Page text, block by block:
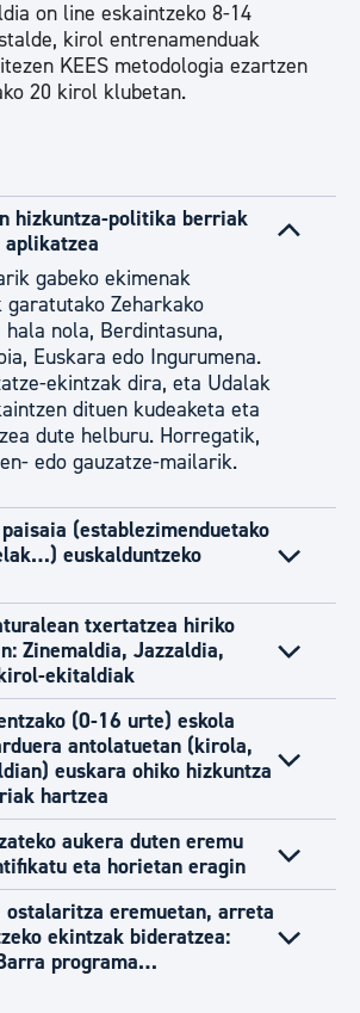
on line eskaintzeko 8-14
kirol entrenamenduak
KEES metodologia ezartzen
20 kirol klubetan.
hizkuntza-politika berriak
gabeko ekimenak
garatutako Zeharkako
nola, Berdintasuna,
Euskara edo Ingurumena.
ekintzak dira, eta Udalak
dituen kudeaketa eta
dute helburu. Horregatik,
edo gauzatze-mailarik.
(establezimenduetako
euskalduntzeko
txertatzea hiriko
Zinemaldia, Jazzaldia,
ekitaldiak
(0-16 urte) eskola
antolatuetan (kirola,
euskara ohiko hizkuntza
hartzea
aukera duten eremu
eta horietan eragin
eremuetan, arreta
ekintzak bideratzea:
programa…